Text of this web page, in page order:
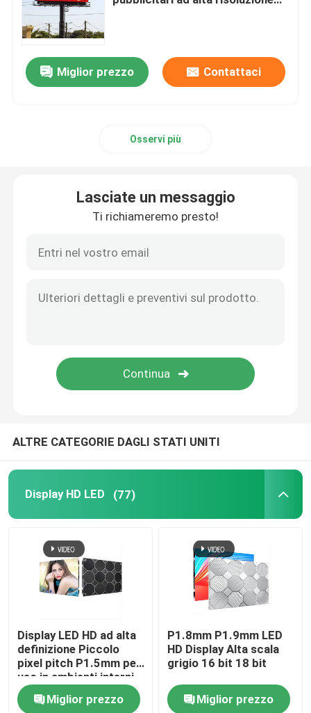
Display HD LED
Esposizione principale pubblicità all'aperto
Cartellone led da esterno
Parete video a led per interni
Schermo dello stadio LED
Schermo a rete LED
Luce a striscia LED esterna
Schermo di visualizzazione creativo del LED
Miglior prezzo Contattaci
Osservi più
Lasciate un messaggio
Ti richiameremo presto!
ALTRE CATEGORIE DAGLI STATI UNITI
Display HD LED (77)
Display LED HD ad alta
definizione Piccolo
pixel pitch P1.5mm per
uso in ambienti interni
Miglior prezzo
P1.8mm P1.9mm LED
HD Display Alta scala
grigio 16 bit 18 bit
Miglior prezzo